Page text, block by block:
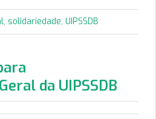
, solidariedade, UIPSSDB
da UIPSSDB